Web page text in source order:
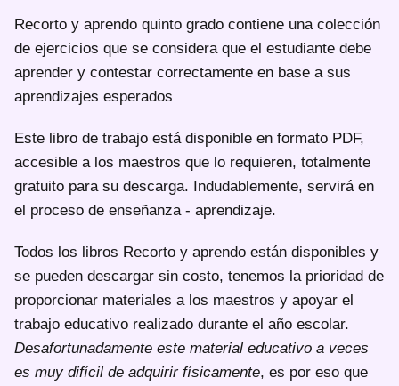
Recorto y aprendo quinto grado contiene una colección
de ejercicios que se considera que el estudiante debe
aprender y contestar correctamente en base a sus
aprendizajes esperados
Este libro de trabajo está disponible en formato PDF,
accesible a los maestros que lo requieren, totalmente
gratuito para su descarga. Indudablemente, servirá en
el proceso de enseñanza - aprendizaje.
Todos los libros Recorto y aprendo están disponibles y
se pueden descargar sin costo, tenemos la prioridad de
proporcionar materiales a los maestros y apoyar el
trabajo educativo realizado durante el año escolar.
Desafortunadamente este material educativo a veces
es muy difícil de adquirir físicamente, es por eso que